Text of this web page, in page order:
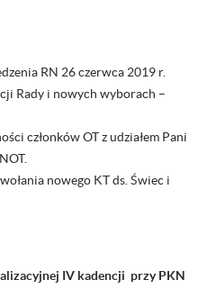
RN 26 czerwca 2019 r.
Rady i nowych wyborach –
członków OT z udziałem Pani
nowego KT ds. Świec i
IV kadencji przy PKN